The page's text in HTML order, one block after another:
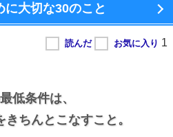
に大切な30のこと
低条件は、
ちんとこなすこと。